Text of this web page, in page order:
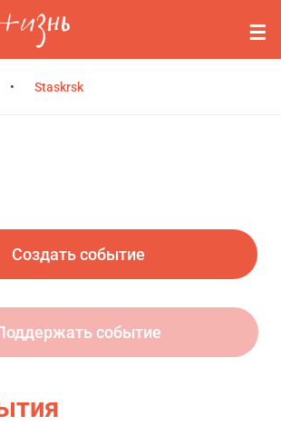
содержанию
События
Войти
• Staskrsk
Создать событие
событие